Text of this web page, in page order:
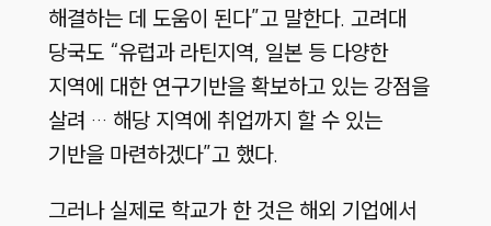
해결하는 데 도움이 된다”고 말한다. 고려대
당국도 “유럽과 라틴지역, 일본 등 다양한
지역에 대한 연구기반을 확보하고 있는 강점을
살려 … 해당 지역에 취업까지 할 수 있는
기반을 마련하겠다”고 했다.
그러나 실제로 학교가 한 것은 해외 기업에서